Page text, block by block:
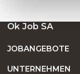
Ok Job SA
JOBANGEBOTE
UNTERNEHMEN